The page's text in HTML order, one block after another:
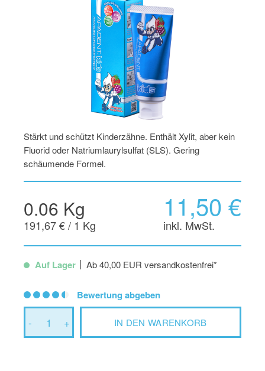
Stärkt und schützt Kinderzähne. Enthält Xylit, aber kein
Fluorid oder Natriumlaurylsulfat (SLS). Gering
schäumende Formel.
0.06 Kg
191,67 € / 1 Kg
11,50 €
inkl. MwSt.
Auf Lager Ab 40,00 EUR versandkostenfrei*
Bewertung abgeben
- 1 + IN DEN WARENKORB